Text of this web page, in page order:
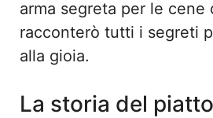
arma segreta per le
racconterò tutti i segreti
alla gioia.
La storia del